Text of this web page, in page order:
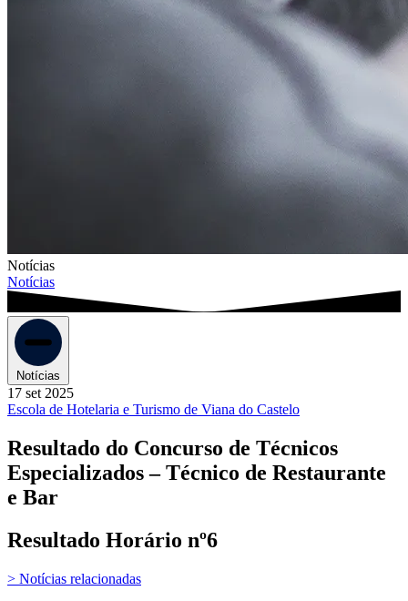
Notícias
Notícias
Notícias
17 set 2025
Escola de Hotelaria e Turismo de Viana do Castelo
Resultado do Concurso de Técnicos
Especializados – Técnico de Restaurante
e Bar
Resultado Horário nº6
> Notícias relacionadas